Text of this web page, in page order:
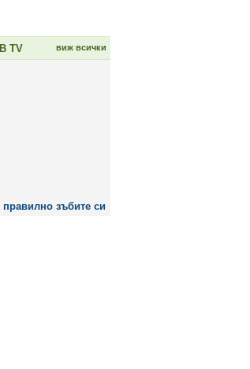
TV виж всички
правилно зъбите си